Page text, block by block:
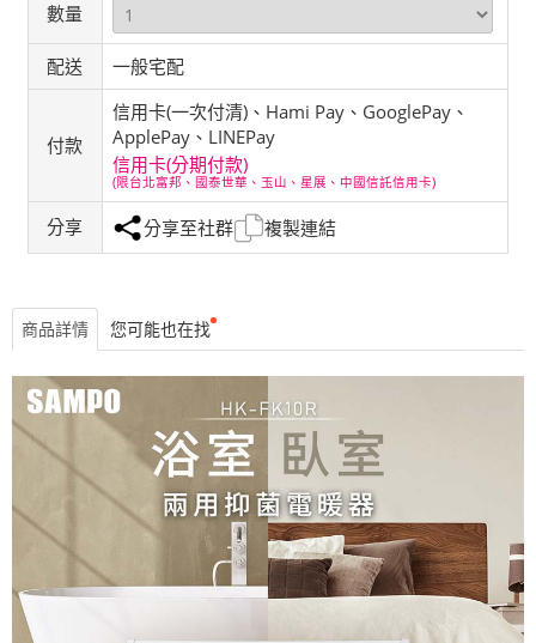
數量
配送 一般宅配
付款
信用卡(一次付清)、Hami Pay、GooglePay、
ApplePay、LINEPay
信用卡(分期付款)
(限台北富邦、國泰世華、玉山、星展、中國信託信用卡)
分享 分享至社群 複製連結
商品詳情 您可能也在找